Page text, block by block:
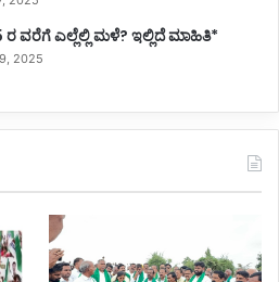
ವರೆಗೆ ಎಲ್ಲೆಲ್ಲಿ ಮಳೆ? ಇಲ್ಲಿದೆ ಮಾಹಿತಿ*
2025